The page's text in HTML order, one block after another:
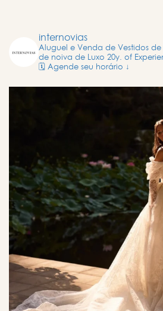
internovias
Aluguel e Venda de Vestidos de
de noiva de Luxo 20y. of
🗓️ Agende seu horário ↓